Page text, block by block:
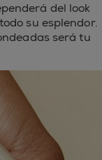
del look
su esplendor.
será tu